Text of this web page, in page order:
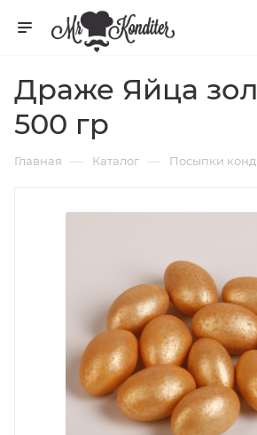
Драже Яйца
500 гр
Главная — Каталог — Посыпки